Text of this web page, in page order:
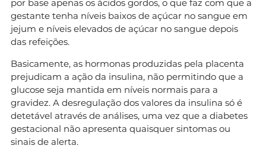
por base apenas os ácidos gordos, o que faz com que a
gestante tenha níveis baixos de açúcar no sangue em
jejum e níveis elevados de açúcar no sangue depois
das refeições.
Basicamente, as hormonas produzidas pela placenta
prejudicam a ação da insulina, não permitindo que a
glucose seja mantida em níveis normais para a
gravidez. A desregulação dos valores da insulina só é
detetável através de análises, uma vez que a diabetes
gestacional não apresenta quaisquer sintomas ou
sinais de alerta.